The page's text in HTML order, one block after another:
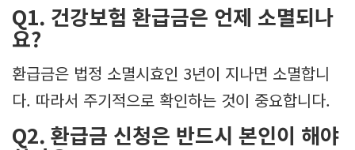
Q1. 건강보험 환급금은 언제 소멸되나
요?
환급금은 법정 소멸시효인 3년이 지나면 소멸합니
다. 따라서 주기적으로 확인하는 것이 중요합니다.
Q2. 환급금 신청은 반드시 본인이 해야